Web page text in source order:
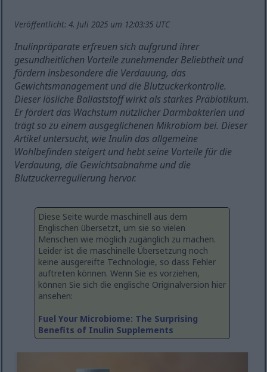
Veröffentlicht: 4. Juli 2025 um 12:03:35 UTC
Inulinpräparate erfreuen sich aufgrund ihrer
gesundheitlichen Vorteile zunehmender Beliebtheit und
fördern insbesondere die Verdauung, das
Gewichtsmanagement und die Blutzuckerkontrolle.
Dieser lösliche Ballaststoff wirkt als starkes Präbiotikum.
Er fördert das Wachstum nützlicher Darmbakterien und
trägt so zu einem ausgeglichenen Mikrobiom bei. Dieser
Artikel untersucht, wie Inulin das allgemeine
Wohlbefinden steigert und hebt seine Vorteile für die
Verdauung, die Gewichtsabnahme und die
Blutzuckerregulierung hervor.
Diese Seite wurde maschinell aus dem
Englischen übersetzt, um sie so vielen
Menschen wie möglich zugänglich zu machen.
Leider ist die maschinelle Übersetzung noch
keine ausgereifte Technologie, so dass Fehler
auftreten können. Wenn Sie es vorziehen,
können Sie sich die englische Originalversion hier
ansehen:
Fuel Your Microbiome: The Surprising
Benefits of Inulin Supplements